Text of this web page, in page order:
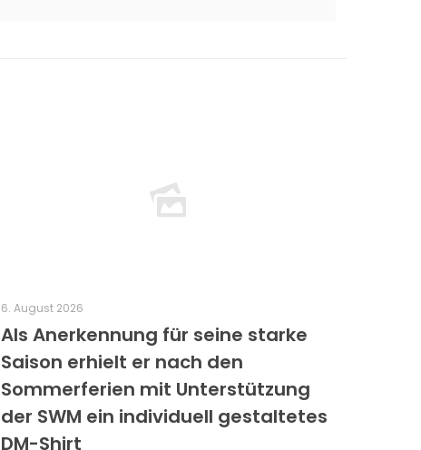
6. August 2026
Als Anerkennung für seine starke
Saison erhielt er nach den
Sommerferien mit Unterstützung
der SWM ein individuell gestaltetes
DM-Shirt